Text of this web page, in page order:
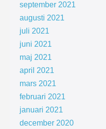
september 2021
augusti 2021
juli 2021
juni 2021
maj 2021
april 2021
mars 2021
februari 2021
januari 2021
december 2020